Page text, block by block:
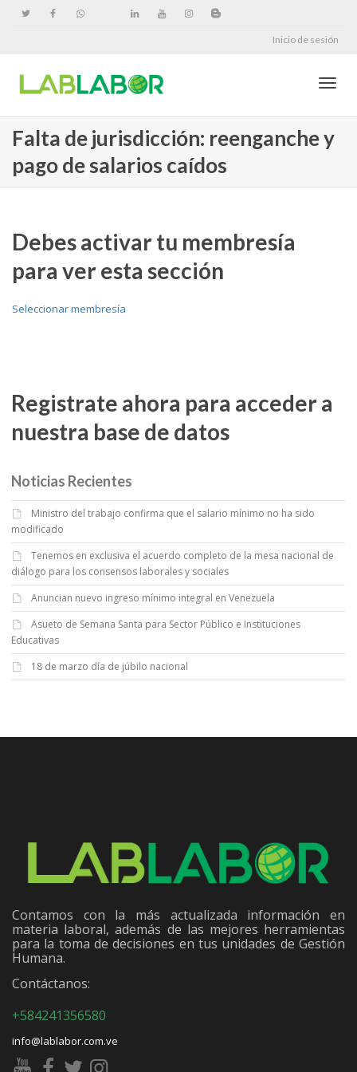
Inicio de sesión
Falta de jurisdicción: reenganche y
pago de salarios caídos
Debes activar tu membresía
para ver esta sección
Seleccionar membresía
Registrate ahora para acceder a
nuestra base de datos
Noticias Recientes
Ministro del trabajo confirma que el salario mínimo no ha sido
modificado
Tenemos en exclusiva el acuerdo completo de la mesa nacional de
diálogo para los consensos laborales y sociales
Anuncian nuevo ingreso mínimo integral en Venezuela
Asueto de Semana Santa para Sector Público e Instituciones
Educativas
18 de marzo día de júbilo nacional
Contamos con la más actualizada información en
materia laboral, además de las mejores herramientas
para la toma de decisiones en tus unidades de Gestión
Humana.
Contáctanos:
+584241356580
info@lablabor.com.ve